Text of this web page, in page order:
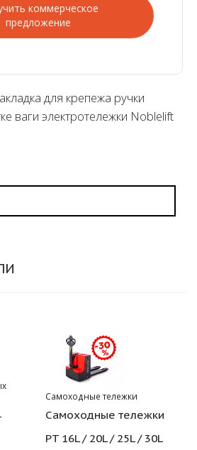
коммерческое
предложение
для крепежа ручки
ваги электротележки Noblelift
Самоходные тележки
Самоходные тележки
PT 16L / 20L / 25L / 30L